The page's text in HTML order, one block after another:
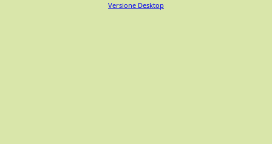
Versione Desktop